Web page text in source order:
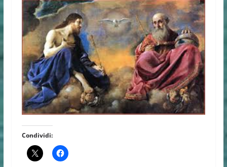
Condividi: